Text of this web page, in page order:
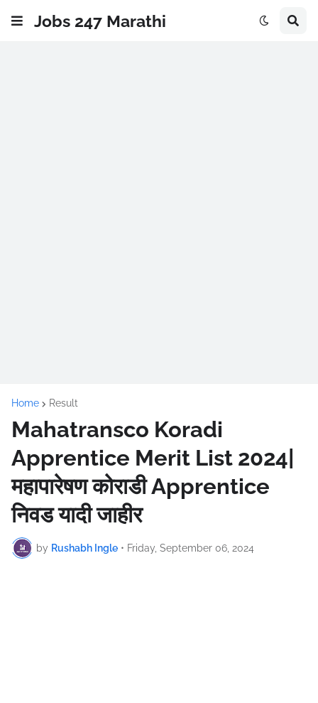
Jobs 247 Marathi
Home Result
Mahatransco Koradi
Apprentice Merit List 2024|
महापारेषण कोराडी Apprentice
निवड यादी जाहीर
by Rushabh Ingle • Friday, September 06, 2024